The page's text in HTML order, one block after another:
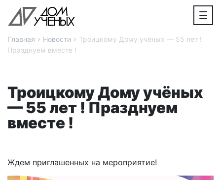
Главная › Новости › Троицкому Дому учёных — 55 лет !
Празднуем вместе !
Троицкому Дому учёных
— 55 лет ! Празднуем
вместе !
Ждем приглашенных на мероприятие!